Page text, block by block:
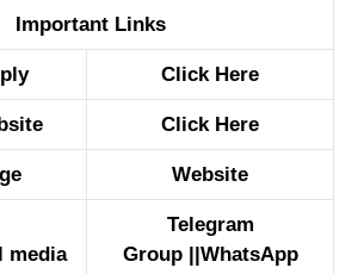
Important Links
Click Here
Click Here
Website
media
Telegram
Group||WhatsApp